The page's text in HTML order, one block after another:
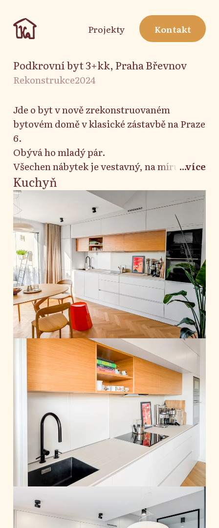
Projekty Kontakt
Podkrovní byt 3+kk, Praha Břevnov
Rekonstrukce2024
Jde o byt v nově zrekonstruovaném
bytovém domě v klasické zástavbě na Praze
6.
Obývá ho mladý pár.
Všechen nábytek je vestavný, na míru, aby
se co nejvíce využil podkrovím lehce
omezený prostor.
Cílem bylo vytvořit svěží bydlení,
nezahlcené nábytkem, ale zároveň
praktické, pokud jde o ukládání
potřebných věcí.
K návrhu tohoto interiéru jsem byla
přizvána ve fázi, kdy byla dodána
developerem základně vybavená koupelna,
podlahy, dveře a posuvné prosklené dveře
mezi chodbou a obývacím pokojem.
Je tu kuchyň spojená s obývacím pokojem,
ložnice a malá pracovna /hostinský pokoj.
Dále koupelna s WC, vanou a sprchovým
koutem i malá technická místnost.
Díky terase, se kterou je obývací pokoj s
kuchyní propojen velkým oknem, je celý
byt světlý a působí vzdušně.
Mým úkolem bylo navrhnout nábytek na
míru, aby byly co nejlépe využity i prostory
pod zkosenými stěnami, a zároveň se držet
barevného a materiálového konceptu,
který jsme společně ladili.
...více
Kuchyň